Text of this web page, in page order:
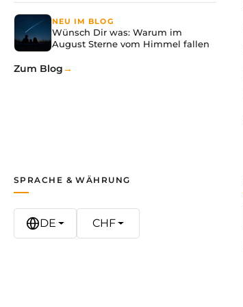
NEU IM BLOG
Wünsch Dir was: Warum im
August Sterne vom Himmel fallen
Zum Blog
SPRACHE & WÄHRUNG
DE CHF